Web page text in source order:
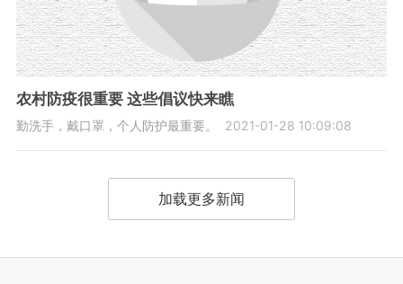
农村防疫很重要 这些倡议快来瞧
勤洗手，戴口罩，个人防护最重要。 2021-01-28 10:09:08
加载更多新闻